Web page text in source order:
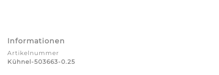
Informationen
Artikelnummer
Kühnel-503663-0.25